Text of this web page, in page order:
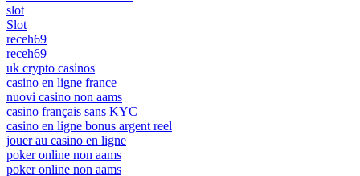
slot
Slot
receh69
receh69
uk crypto casinos
casino en ligne france
nuovi casino non aams
casino français sans KYC
casino en ligne bonus argent reel
jouer au casino en ligne
poker online non aams
poker online non aams